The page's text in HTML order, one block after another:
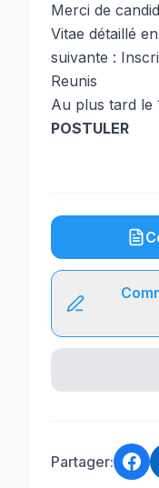
Merci de
Vitae détaillé
suivante :
Reunis
Au plus tard le
POSTULER
Partager: